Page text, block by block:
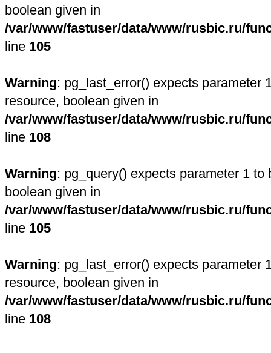
boolean given in
/var/www/fastuser/data/www/rusbic.ru/
line 105
Warning: pg_last_error() expects parameter
resource, boolean given in
/var/www/fastuser/data/www/rusbic.ru/
line 108
Warning: pg_query() expects parameter 1 to
boolean given in
/var/www/fastuser/data/www/rusbic.ru/
line 105
Warning: pg_last_error() expects parameter
resource, boolean given in
/var/www/fastuser/data/www/rusbic.ru/
line 108